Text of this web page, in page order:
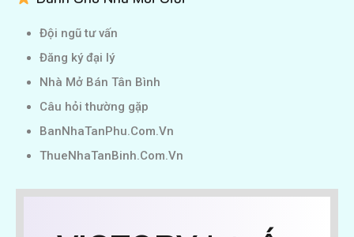
Đội ngũ tư vấn
Đăng ký đại lý
Nhà Mở Bán Tân Bình
Câu hỏi thường gặp
BanNhaTanPhu.Com.Vn
ThueNhaTanBinh.Com.Vn